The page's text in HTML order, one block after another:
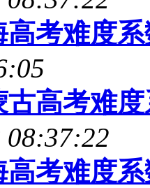
高考难度
古高考难
08:37:22
高考难度